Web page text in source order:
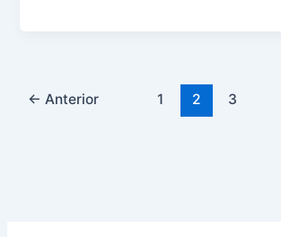
← Anterior 1 2 3